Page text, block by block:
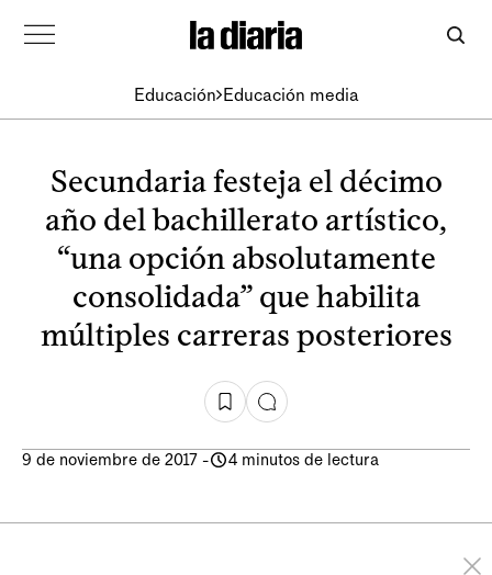
Educación Educación media
Secundaria festeja el décimo
año del bachillerato artístico,
“una opción absolutamente
consolidada” que habilita
múltiples carreras posteriores
9 de noviembre de 2017 - 4 minutos de lectura